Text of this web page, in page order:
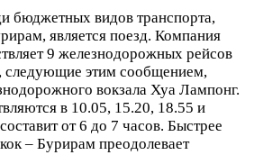
бюджетных видов транспорта,
является поезд. Компания
9 железнодорожных рейсов
следующие этим сообщением,
вокзала Хуа Лампонг.
в 10.05, 15.20, 18.55 и
от 6 до 7 часов. Быстрее
– Бурирам преодолевает